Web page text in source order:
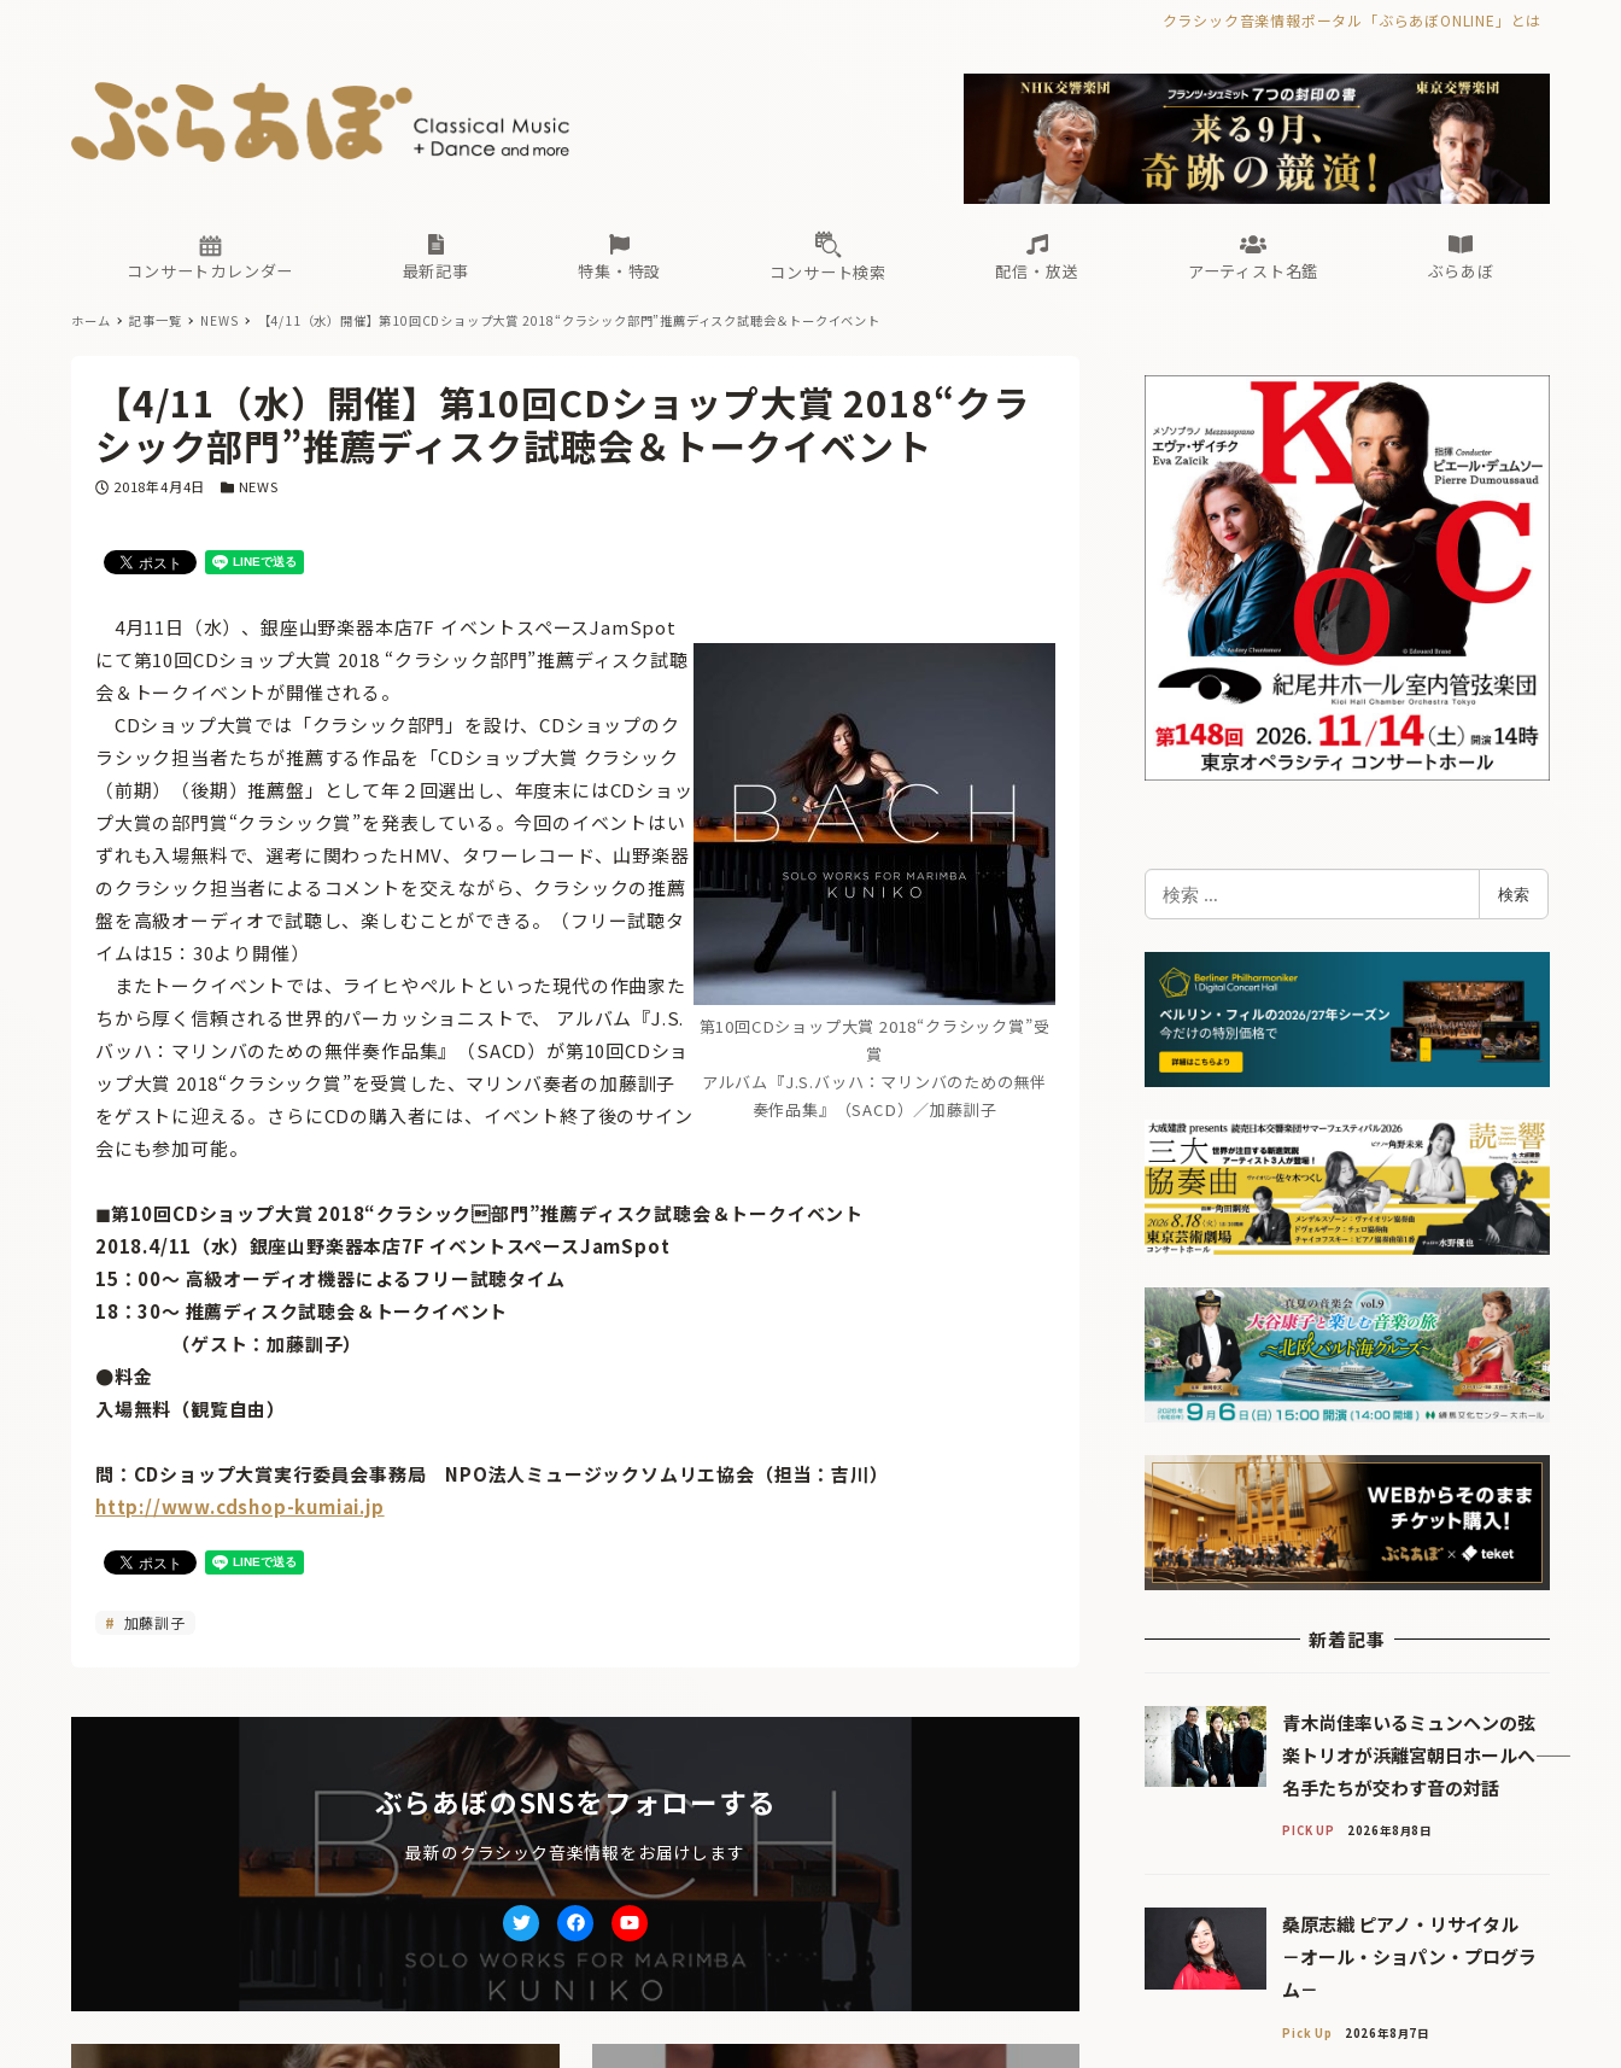
クラシック音楽情報ポータル「ぶらあぼONLINE」とは
コンサートカレンダー 最新記事
古楽とその先と オーケストラの楽屋から 海の向こうの音楽家 ぶらあぼブラス！
フォルテピアノ・オデッセイ
過去の連載
特集・特設
現場のプロが推す！間違いないオーケストラコンサート
過去の特集
コンサート検索 配信・放送
無料ライブ配信スケジュール 有料ライブ配信スケジュール
アーティスト名鑑
あ か さ た な は ま や
ぶらあぼ
古楽とその先と Aからの眺望 ぶらあぼブラス！
フォルテピアノ・オデッセイ
無料ライブ配信スケジュール
あ か さ
ホーム 記事一覧 NEWS 【4/11（水）開催】第10回CDショップ大賞 2018“クラシック部門”推薦ディスク試聴会＆トークイベント
【4/11（水）開催】第10回CDショップ大賞 2018“クラ
シック部門”推薦ディスク試聴会＆トークイベント
投稿日
2018年4月4日 カテゴリー
NEWS
第10回CDショップ大賞 2018“クラシック賞”受
賞
アルバム『J.S.バッハ：マリンバのための無伴
奏作品集』（SACD）／加藤訓子
4月11日（水）、銀座山野楽器本店7F イベントスペースJamSpot
にて第10回CDショップ大賞 2018 “クラシック部門”推薦ディスク試聴
会＆トークイベントが開催される。
CDショップ大賞では「クラシック部門」を設け、CDショップのク
ラシック担当者たちが推薦する作品を「CDショップ大賞 クラシック
（前期）（後期）推薦盤」として年２回選出し、年度末にはCDショッ
プ大賞の部門賞“クラシック賞”を発表している。今回のイベントはい
ずれも入場無料で、選考に関わったHMV、タワーレコード、山野楽器
のクラシック担当者によるコメントを交えながら、クラシックの推薦
盤を高級オーディオで試聴し、楽しむことができる。（フリー試聴タ
イムは15：30より開催）
またトークイベントでは、ライヒやペルトといった現代の作曲家た
ちから厚く信頼される世界的パーカッショニストで、 アルバム『J.S.
バッハ：マリンバのための無伴奏作品集』（SACD）が第10回CDショ
ップ大賞 2018“クラシック賞”を受賞した、マリンバ奏者の加藤訓子
をゲストに迎える。さらにCDの購入者には、イベント終了後のサイン
会にも参加可能。
◼︎第10回CDショップ大賞 2018“クラシック部門”推薦ディスク試聴会＆トークイベント
2018.4/11（水）銀座山野楽器本店7F イベントスペースJamSpot
15：00～ 高級オーディオ機器によるフリー試聴タイム
18：30～ 推薦ディスク試聴会＆トークイベント
（ゲスト：加藤訓子）
●料金
入場無料（観覧自由）
問：CDショップ大賞実行委員会事務局 NPO法人ミュージックソムリエ協会（担当：吉川）
http://www.cdshop-kumiai.jp
加藤訓子
ぶらあぼのSNSをフォローする
最新のクラシック音楽情報をお届けします
TwitterfacebookYoutube
検
索
検索
新着記事
青木尚佳率いるミュンヘンの弦
楽トリオが浜離宮朝日ホールへ――
名手たちが交わす音の対話
PICK UP 2026年8月8日
桑原志織 ピアノ・リサイタル
－オール・ショパン・プログラ
ム－
Pick Up 2026年8月7日